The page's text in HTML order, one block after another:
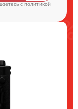
c политикой